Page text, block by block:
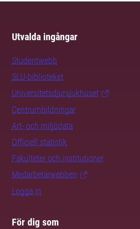
Utvalda ingångar
Studentwebb
SLU-biblioteket
Universitetsdjursjukhuset
Centrumbildningar
Art- och miljödata
Officiell statistik
Fakulteter och institutioner
Medarbetarwebben
Logga in
För dig som